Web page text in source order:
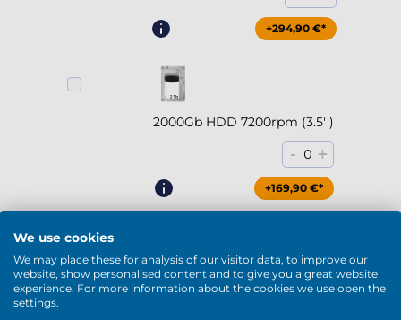
+294,90 €*
2000Gb HDD 7200rpm (3.5'')
- 0 +
+169,90 €*
4000Gb HDD 7200rpm (3.5'')
We use cookies
We may place these for analysis of our visitor data, to improve our
website, show personalised content and to give you a great website
experience. For more information about the cookies we use open the
settings.